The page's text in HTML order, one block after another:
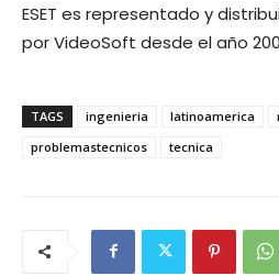
ESET es representado y
por VideoSoft desde el año
TAGS ingenieria latinoamerica
problemastecnicos
tecnica